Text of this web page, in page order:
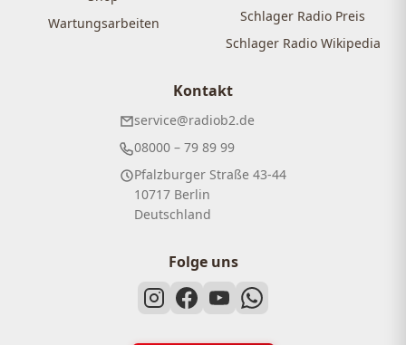
Wartungsarbeiten
Schlager Radio Preis
Schlager Radio Wikipedia
Kontakt
service@radiob2.de
08000 – 79 89 99
Pfalzburger Straße 43-44
10717 Berlin
Deutschland
Folge uns